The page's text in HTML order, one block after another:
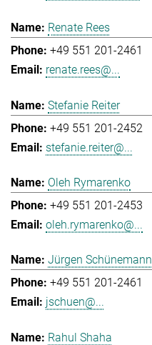
Renate Rees
+49 551 201-2461
renate.rees@...
Stefanie Reiter
+49 551 201-2452
stefanie.reiter@...
Oleh Rymarenko
+49 551 201-2453
oleh.rymarenko@...
Jürgen Schünemann
+49 551 201-2461
jschuen@...
Rahul Shaha